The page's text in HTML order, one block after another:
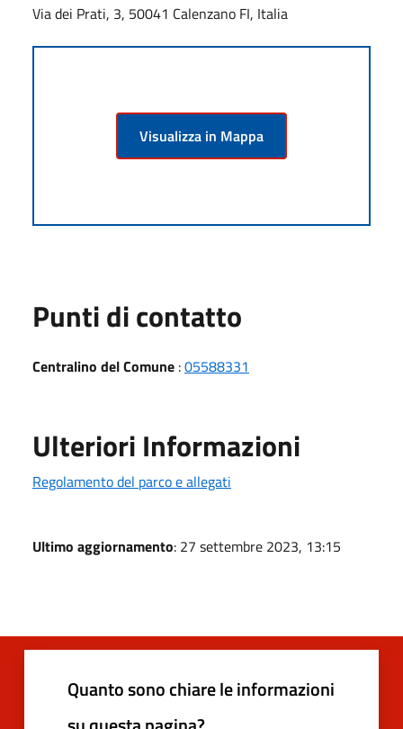
Via dei Prati, 3, 50041 Calenzano FI, Italia
Visualizza in Mappa
Punti di contatto
Centralino del Comune :05588331
Ulteriori Informazioni
Regolamento del parco e allegati
Ultimo aggiornamento: 27 settembre 2023, 13:15
Quanto sono chiare le informazioni